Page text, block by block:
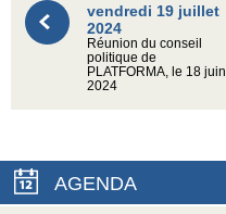
vendredi 19 juillet
2024
Réunion du conseil
politique de
PLATFORMA, le 18 juin
2024
AGENDA